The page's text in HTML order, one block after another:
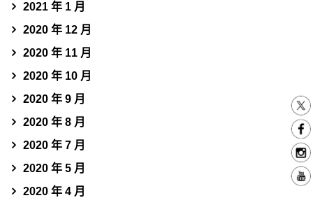
2021 年 1 月
2020 年 12 月
2020 年 11 月
2020 年 10 月
2020 年 9 月
2020 年 8 月
2020 年 7 月
2020 年 5 月
2020 年 4 月